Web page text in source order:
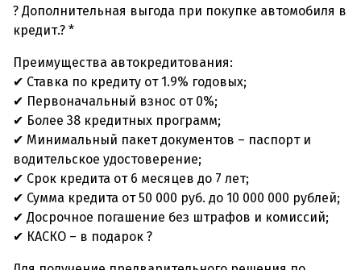
? Дополнительная выгода при покупке автомобиля в
кредит.? *
Преимущества автокредитования:
✔ Ставка по кредиту от 1.9% годовых;
✔ Первоначальный взнос от 0%;
✔ Более 38 кредитных программ;
✔ Минимальный пакет документов – паспорт и
водительское удостоверение;
✔ Срок кредита от 6 месяцев до 7 лет;
✔ Сумма кредита от 50 000 руб. до 10 000 000 рублей;
✔ Досрочное погашение без штрафов и комиссий;
✔ КАСКО – в подарок ?